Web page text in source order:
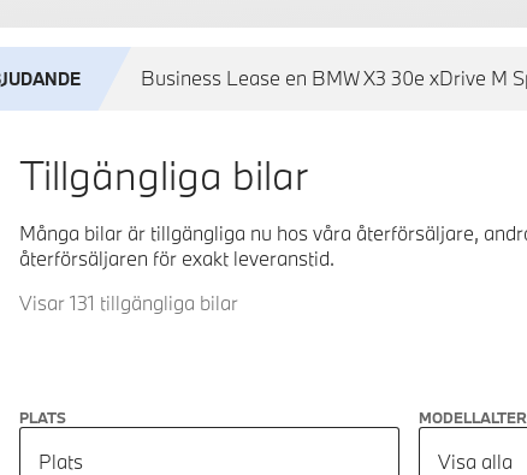
Business Lease en BMW X3 30e xDrive M
Tillgängliga bilar
Många bilar är tillgängliga nu hos våra återförsäljare,
återförsäljaren för exakt leveranstid.
Visar 131 tillgängliga bilar
PLATS
Plats Visa alla